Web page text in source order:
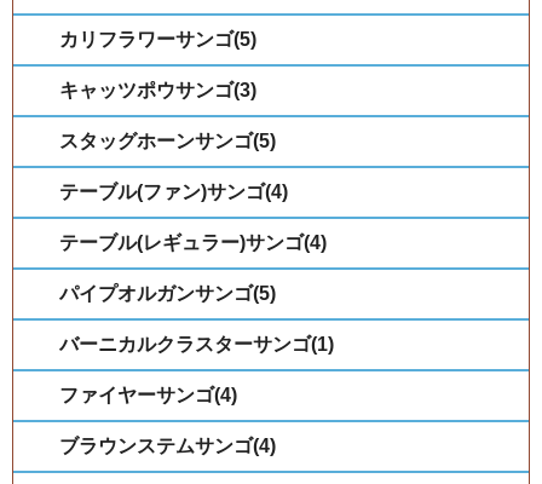
カリフラワーサンゴ(5)
キャッツポウサンゴ(3)
スタッグホーンサンゴ(5)
テーブル(ファン)サンゴ(4)
テーブル(レギュラー)サンゴ(4)
パイプオルガンサンゴ(5)
バーニカルクラスターサンゴ(1)
ファイヤーサンゴ(4)
ブラウンステムサンゴ(4)